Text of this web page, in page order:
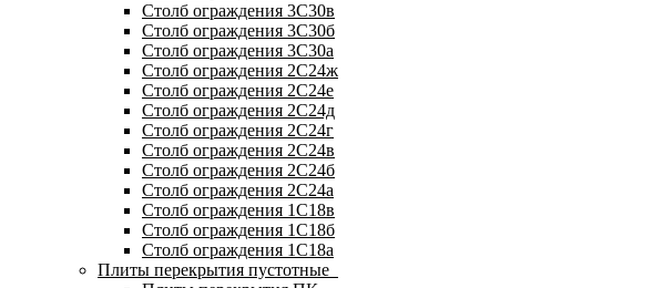
Столб ограждения 3С30в
Столб ограждения 3С30б
Столб ограждения 3С30а
Столб ограждения 2С24ж
Столб ограждения 2С24е
Столб ограждения 2С24д
Столб ограждения 2С24г
Столб ограждения 2С24в
Столб ограждения 2С24б
Столб ограждения 2С24а
Столб ограждения 1С18в
Столб ограждения 1С18б
Столб ограждения 1С18а
Плиты перекрытия пустотные